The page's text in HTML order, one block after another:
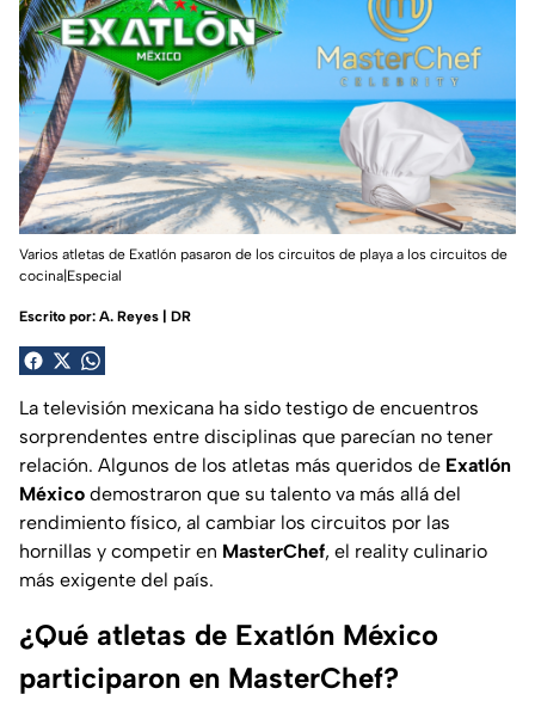
Varios atletas de Exatlón pasaron de los circuitos de playa a los circuitos de
cocina|Especial
Escrito por: A. Reyes | DR
La televisión mexicana ha sido testigo de encuentros
sorprendentes entre disciplinas que parecían no tener
relación. Algunos de los atletas más queridos de Exatlón
México demostraron que su talento va más allá del
rendimiento físico, al cambiar los circuitos por las
hornillas y competir en MasterChef, el reality culinario
más exigente del país.
¿Qué atletas de Exatlón México
participaron en MasterChef?